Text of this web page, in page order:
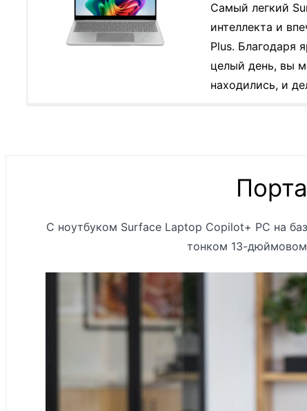
Самый легкий
интеллекта и
Plus. Благодаря
целый день, вы
находились, и
С ноутбуком Surface Laptop Copilot+ PC на
тонком 13-дюймовом